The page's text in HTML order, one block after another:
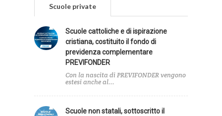
Scuole private
Scuole cattoliche e di ispirazione
cristiana, costituito il fondo di
previdenza complementare
PREVIFONDER
Con la nascita di PREVIFONDER vengono
estesi anche al...
Scuole non statali, sottoscritto il